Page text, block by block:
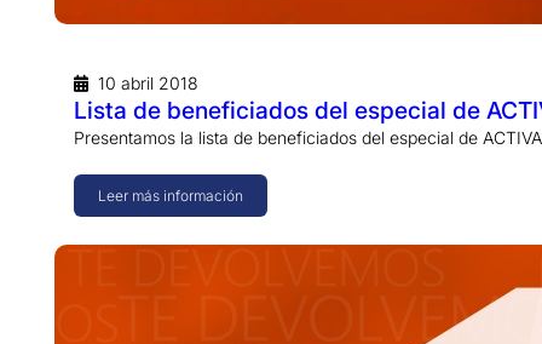
10 abril 2018
Lista de beneficiados del especial de
Presentamos la lista de beneficiados del especial de
Leer más información